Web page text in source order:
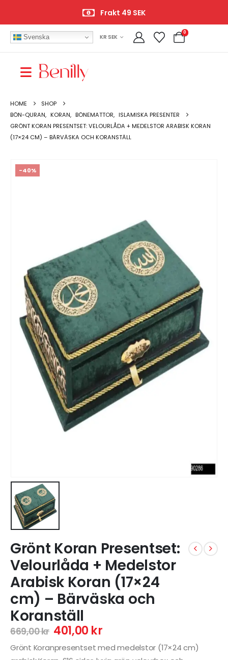
Frakt 49 SEK
Svenska KR SEK
0
HOME
SHOP
BÖN-QURAN, KORAN, BÖNEMATTOR, ISLAMISKA PRESENTER
GRÖNT KORAN PRESENTSET: VELOURLÅDA + MEDELSTOR ARABISK KORAN
(17×24 CM) – BÄRVÄSKA OCH KORANSTÄLL
-40%
Grönt Koran Presentset:
Velourlåda + Medelstor
Arabisk Koran (17×24
cm) – Bärväska och
Koranställ
669,00kr 401,00 kr
Grönt Koranpresentset med medelstor (17×24 cm)